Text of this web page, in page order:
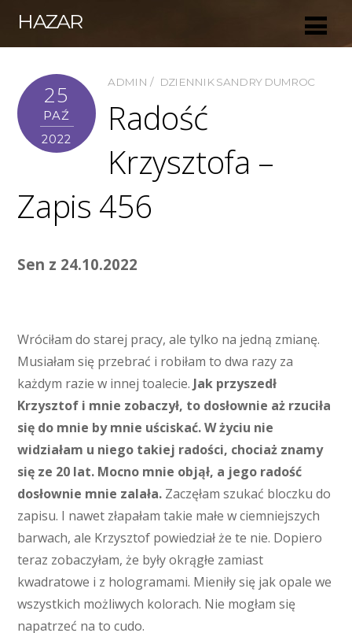
HAZAR
25
PAŹ
2022
ADMIN DZIENNIK SANDRY DUMROC
Radość
Krzysztofa –
Zapis 456
Sen z 24.10.2022
Wróciłam do starej pracy, ale tylko na jedną zmianę.
Musiałam się przebrać i robiłam to dwa razy za
każdym razie w innej toalecie.Jak przyszedł
Krzysztof i mnie zobaczył, to dosłownie aż rzuciła
się do mnie by mnie uściskać. W życiu nie
widziałam u niego takiej radości, chociaż znamy
się ze 20 lat. Mocno mnie objął, a jego radość
dosłownie mnie zalała. Zaczęłam szukać bloczku do
zapisu. I nawet złapałam takie małe w ciemniejszych
barwach, ale Krzysztof powiedział że te nie. Dopiero
teraz zobaczyłam, że były okrągłe zamiast
kwadratowe i z hologramami. Mieniły się jak opale we
wszystkich możliwych kolorach. Nie mogłam się
napatrzeć na to cudo.